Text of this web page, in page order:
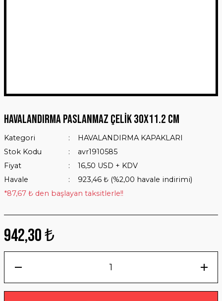
Havalandırma Paslanmaz Çelik 30x11.2 cm
Kategori
HAVALANDIRMA KAPAKLARI
Stok Kodu
avr1910585
Fiyat
16,50 USD + KDV
Havale
923,46 ₺ (%2,00 havale indirimi)
*87,67 ₺ den başlayan taksitlerle!!
942,30 ₺